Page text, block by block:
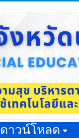
ดาวน์โหลด